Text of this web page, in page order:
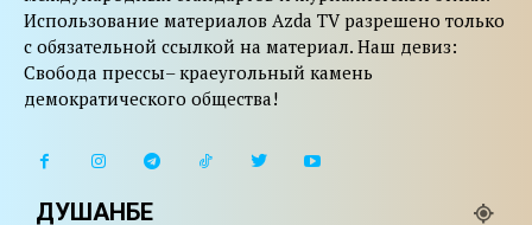
Использование материалов Azda TV разрешено только
с обязательной ссылкой на материал. Наш девиз:
Свобода прессы– краеугольный камень
демократического общества!
ДУШАНБЕ